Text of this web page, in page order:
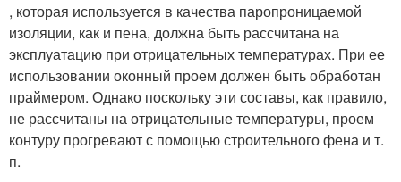
, которая используется в качества паропроницаемой
изоляции, как и пена, должна быть рассчитана на
эксплуатацию при отрицательных температурах. При ее
использовании оконный проем должен быть обработан
праймером. Однако поскольку эти составы, как правило,
не рассчитаны на отрицательные температуры, проем
контуру прогревают с помощью строительного фена и т.
п.